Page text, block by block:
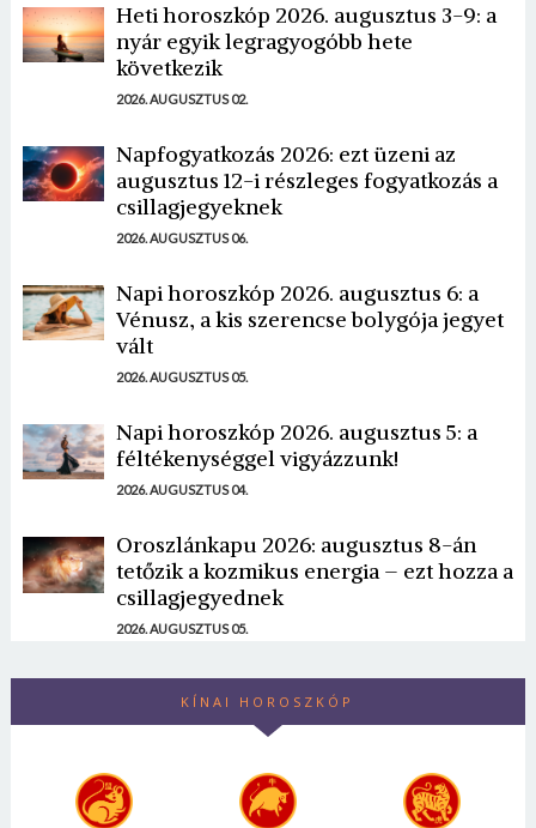
Heti horoszkóp 2026. augusztus 3-9: a
nyár egyik legragyogóbb hete
következik
2026. AUGUSZTUS 02.
Napfogyatkozás 2026: ezt üzeni az
augusztus 12-i részleges fogyatkozás a
csillagjegyeknek
2026. AUGUSZTUS 06.
Napi horoszkóp 2026. augusztus 6: a
Vénusz, a kis szerencse bolygója jegyet
vált
2026. AUGUSZTUS 05.
Napi horoszkóp 2026. augusztus 5: a
féltékenységgel vigyázzunk!
2026. AUGUSZTUS 04.
Oroszlánkapu 2026: augusztus 8-án
tetőzik a kozmikus energia – ezt hozza a
csillagjegyednek
2026. AUGUSZTUS 05.
KÍNAI HOROSZKÓP